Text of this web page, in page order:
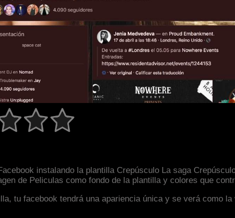
instalando la plantilla Crepúsculo La saga
de Peliculas como fondo de la plantilla y colores que
tu facebook tendrá una apariencia única y se verá como